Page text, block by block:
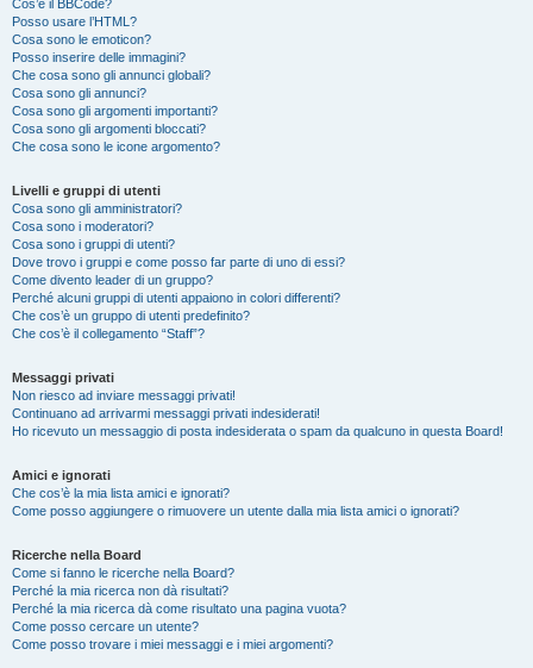
Cos’è il BBCode?
Posso usare l’HTML?
Cosa sono le emoticon?
Posso inserire delle immagini?
Che cosa sono gli annunci globali?
Cosa sono gli annunci?
Cosa sono gli argomenti importanti?
Cosa sono gli argomenti bloccati?
Che cosa sono le icone argomento?
Livelli e gruppi di utenti
Cosa sono gli amministratori?
Cosa sono i moderatori?
Cosa sono i gruppi di utenti?
Dove trovo i gruppi e come posso far parte di uno di essi?
Come divento leader di un gruppo?
Perché alcuni gruppi di utenti appaiono in colori differenti?
Che cos’è un gruppo di utenti predefinito?
Che cos’è il collegamento “Staff”?
Messaggi privati
Non riesco ad inviare messaggi privati!
Continuano ad arrivarmi messaggi privati indesiderati!
Ho ricevuto un messaggio di posta indesiderata o spam da qualcuno in questa Board!
Amici e ignorati
Che cos’è la mia lista amici e ignorati?
Come posso aggiungere o rimuovere un utente dalla mia lista amici o ignorati?
Ricerche nella Board
Come si fanno le ricerche nella Board?
Perché la mia ricerca non dà risultati?
Perché la mia ricerca dà come risultato una pagina vuota?
Come posso cercare un utente?
Come posso trovare i miei messaggi e i miei argomenti?